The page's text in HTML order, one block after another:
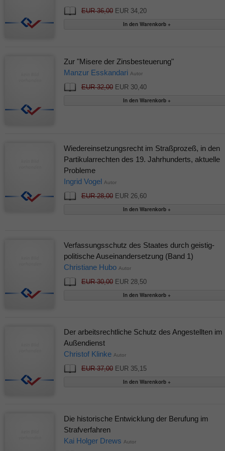
EUR 36,00EUR 34,20
Zur "Misere der Zinsbesteuerung"
Manzur Esskandari Autor
EUR 32,00EUR 30,40
Wiedereinsetzungsrecht im Straßprozeß, in den
Partikularrechten des 19. Jahrhunderts, aktuelle
Probleme
Ingrid Vogel Autor
EUR 28,00EUR 26,60
Verfassungsschutz des Staates durch geistig-
politische Auseinandersetzung (Band 1)
Christiane Hubo Autor
EUR 30,00EUR 28,50
Der arbeitsrechtliche Schutz des Angestellten im
Außendienst
Christof Klinke Autor
EUR 37,00EUR 35,15
Die historische Entwicklung der Berufung im
Strafverfahren
Kai Holger Drews Autor